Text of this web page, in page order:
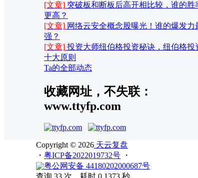
[文章] 突破板和断板后高开相比较，谁的胜
更高？
[文章] 网络云安全概念股曝光！谁的爆发力
强？
[文章] 投资大师纽伯格投资秘诀，纽伯格投
十大原则
Ta的全部动态
收藏网址，不失联：
www.ttyfp.com
Copyright © 2026 天云复盘
・ 粤ICP备2022019732号
・
粤公网安备 44180202000687号
查询 33 次，耗时 0.1373 秒